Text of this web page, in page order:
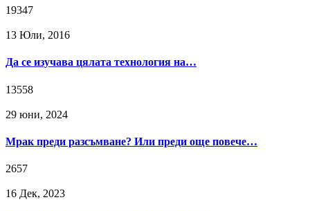
19347
13 Юли, 2016
Да се изучава цялата технология на…
13558
29 юни, 2024
Мрак преди разсъмване? Или преди още повече…
2657
16 Дек, 2023